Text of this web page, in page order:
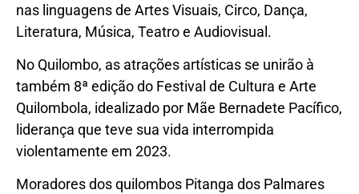
nas linguagens de Artes Visuais, Circo, Dança,
Literatura, Música, Teatro e Audiovisual.
No Quilombo, as atrações artísticas se unirão à
também 8ª edição do Festival de Cultura e Arte
Quilombola, idealizado por Mãe Bernadete Pacífico,
liderança que teve sua vida interrompida
violentamente em 2023.
Moradores dos quilombos Pitanga dos Palmares